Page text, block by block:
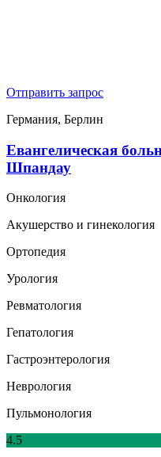
Отправить запрос
Германия, Берлин
Евангелическая
Шпандау
Онкология
Акушерство и гинекология
Ортопедия
Урология
Ревматология
Гепатология
Гастроэнтерология
Неврология
Пульмонология
4.5